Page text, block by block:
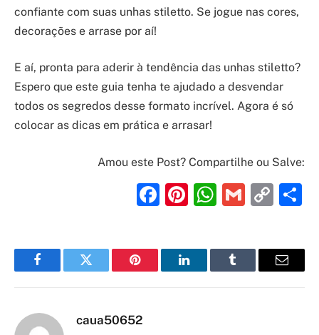
confiante com suas unhas stiletto. Se jogue nas cores,
decorações e arrase por aí!
E aí, pronta para aderir à tendência das unhas stiletto?
Espero que este guia tenha te ajudado a desvendar
todos os segredos desse formato incrível. Agora é só
colocar as dicas em prática e arrasar!
Amou este Post? Compartilhe ou Salve:
Facebook
Pinterest
Gmail
FacebookTwitter Pinterest LinkedInTumblr Email
caua50652